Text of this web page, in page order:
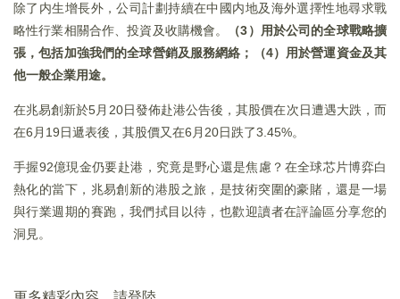
除了内生增長外，公司計劃持續在中國内地及海外選擇性地尋求戰
略性行業相關合作、投資及收購機會。
（3）用於公司的全球戰略擴
張，包括加強我們的全球營銷及服務網絡；（4）用於營運資金及其
他一般企業用途。
在兆易創新於5月20日發佈赴港公告後，其股價在次日遭遇大跌，而
在6月19日遞表後，其股價又在6月20日跌了3.45%。
手握92億現金仍要赴港，究竟是野心還是焦慮？在全球芯片博弈白
熱化的當下，兆易創新的港股之旅，是技術突圍的豪賭，還是一場
與行業週期的賽跑，我們拭目以待，也歡迎讀者在評論區分享您的
洞見。